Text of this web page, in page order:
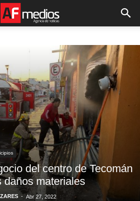
del centro de Tecomán
daños materiales
- Abr 27, 2022